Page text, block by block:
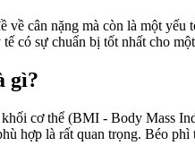
cân nặng mà còn là một
có sự chuẩn bị tốt nhất cho
gì?
cơ thể (BMI - Body Mass
hợp là rất quan trọng. Béo